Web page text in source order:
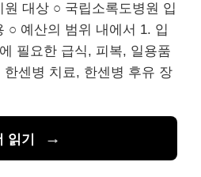
원 대상 ○ 국립소록도병원 입
○ 예산의 범위 내에서 1. 입
필요한 급식, 피복, 일용품
센병 치료, 한센병 후유 장
읽기